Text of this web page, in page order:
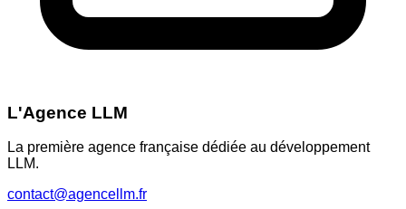
L'Agence LLM
La première agence française dédiée au développement
LLM.
contact@agencellm.fr